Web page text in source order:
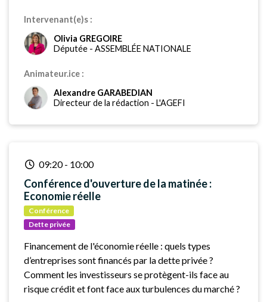
Intervenant(e)s :
Olivia GREGOIRE
Députée - ASSEMBLÉE NATIONALE
Animateur.ice :
Alexandre GARABEDIAN
Directeur de la rédaction - L'AGEFI
09:20- 10:00
Conférence d'ouverture de la matinée :
Economie réelle
Conférence
Dette privée
Financement de l'économie réelle : quels types
d’entreprises sont financés par la dette privée ?
Comment les investisseurs se protègent-ils face au
risque crédit et font face aux turbulences du marché ?